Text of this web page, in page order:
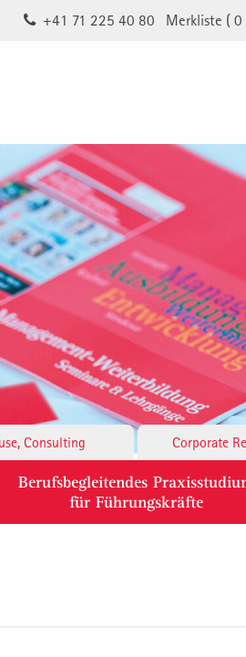
Merkliste (0
+41 71 225 40 80
Consulting Corporate
Berufsbegleitendes
für Führungskräfte